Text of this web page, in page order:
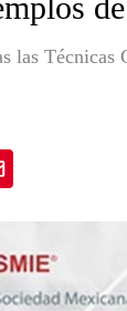
las Técnicas